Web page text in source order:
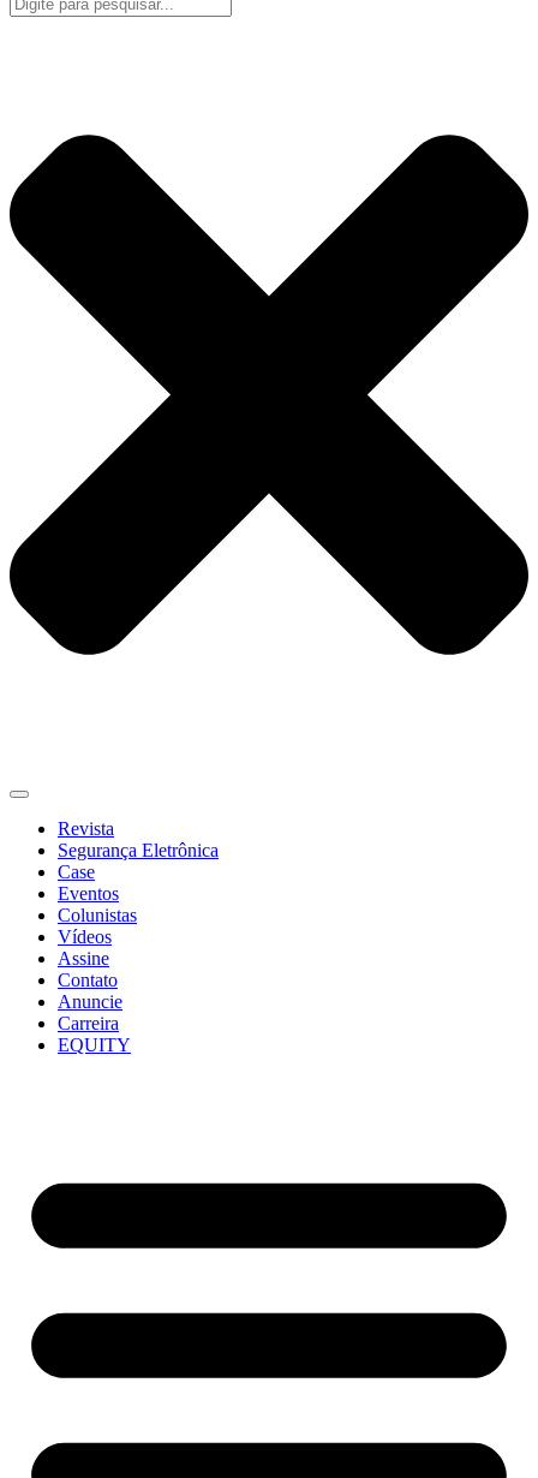
Revista
Segurança Eletrônica
Case
Eventos
Colunistas
Vídeos
Assine
Contato
Anuncie
Carreira
EQUITY